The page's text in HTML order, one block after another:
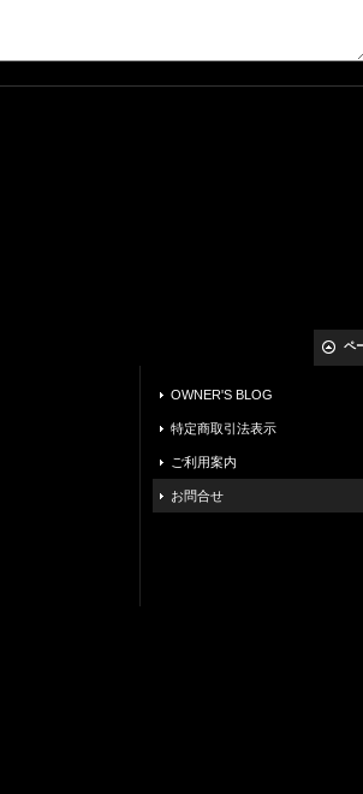
ペ
OWNER'S BLOG
特定商取引法表示
ご利用案内
お問合せ